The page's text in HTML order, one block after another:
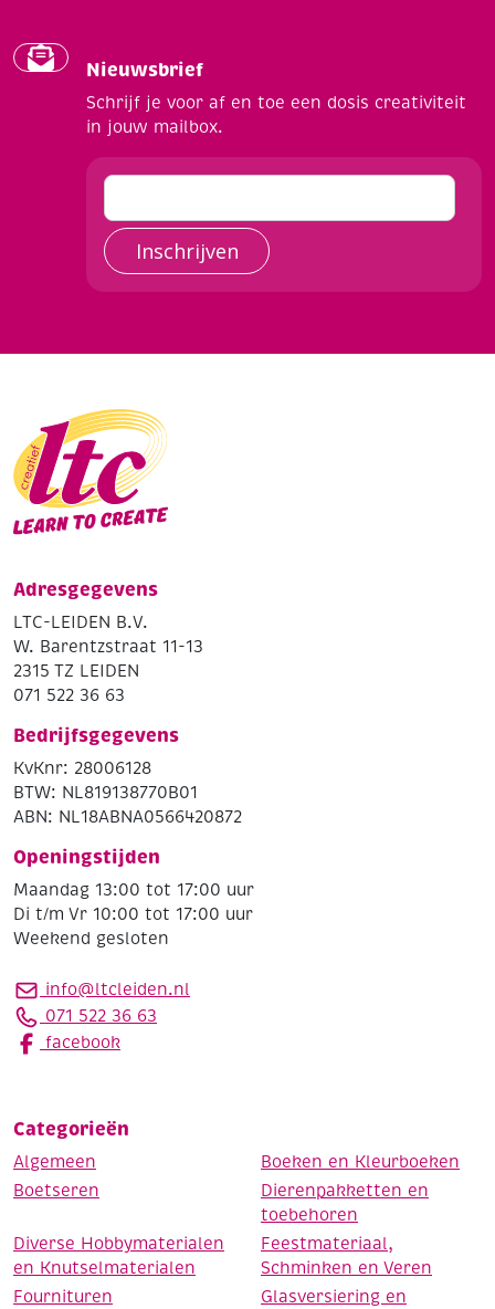
Nieuwsbrief
Schrijf je voor af en toe een dosis creativiteit
in jouw mailbox.
Inschrijven
Adresgegevens
LTC-LEIDEN B.V.
W. Barentzstraat 11-13
2315 TZ LEIDEN
071 522 36 63
Bedrijfsgegevens
KvKnr: 28006128
BTW: NL819138770B01
ABN: NL18ABNA0566420872
Openingstijden
Maandag 13:00 tot 17:00 uur
Di t/m Vr 10:00 tot 17:00 uur
Weekend gesloten
info@ltcleiden.nl
071 522 36 63
facebook
Categorieën
Algemeen
Boeken en Kleurboeken
Boetseren
Dierenpakketten en
toebehoren
Diverse Hobbymaterialen
en Knutselmaterialen
Feestmateriaal,
Schminken en Veren
Fournituren
Glasversiering en